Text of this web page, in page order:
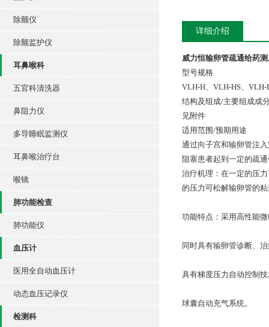
除颤仪
除颤监护仪
耳鼻喉科
五官科清洗器
鼻阻力仪
多导睡眠监测仪
耳鼻喉治疗台
喉镜
肺功能检查
肺功能仪
血压计
医用全自动血压计
动态血压记录仪
检测科
详细介绍
威力恒输卵管疏通给药
型号规格
VLH-H、VLH-HS、
结构及组成/主要组成成
见附件
适用范围/预期用途
通过向子宫和输卵管注
阻塞患者起到一定的疏
治疗机理：在一定的压
的压力可松解输卵管的
功能特点：采用高性能
同时具有输卵管诊断、
具有梯度压力自动控制
球囊自动充气系统。